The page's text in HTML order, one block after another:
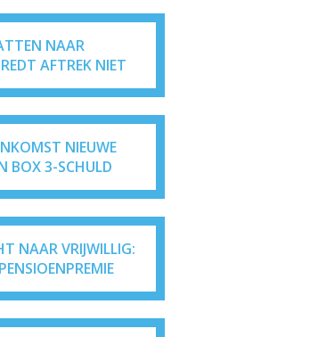
NAAR
AFTREK NIET
NIEUWE
BOX 3-SCHULD
NAAR VRIJWILLIG: